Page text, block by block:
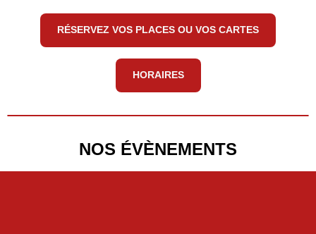
RÉSERVEZ VOS PLACES OU VOS CARTES
HORAIRES
NOS ÉVÈNEMENTS